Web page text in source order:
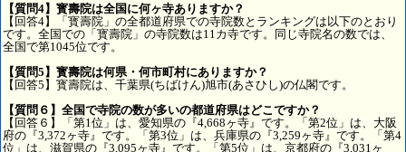
【質問4】寳壽院は全国に何ヶ寺ありますか？
【回答4】「寳壽院」の全都道府県での寺院数とランキングは以下のとおり
です。全国での「寳壽院」の寺院数は11カ寺です。同じ寺院名の数では、
全国で第1045位です。
【質問5】寳壽院は何県・何市町村にありますか？
【回答5】寳壽院は、千葉県(ちばけん)旭市(あさひし)の仏閣です。
【質問６】全国で寺院の数が多いの都道府県はどこですか？
【回答６】「第1位」は、愛知県の『4,668ヶ寺』です。「第2位」は、大阪
府の『3,372ヶ寺』です。「第3位」は、兵庫県の『3,259ヶ寺』です。「第4
位」は、滋賀県の『3,095ヶ寺』です。「第5位」は、京都府の『3,031ヶ